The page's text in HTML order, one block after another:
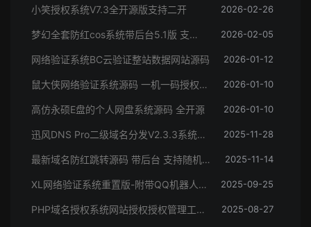
小笑授权系统V7.3全开源版支持二开 2026-02-26
梦幻全套防红cos系统带后台5.1版 支持http/https生成 2026-02-05
网络验证系统BC云验证整站数据网站源码 2026-01-12
鼠大侠网络验证系统源码 一机一码授权验证 全开源 2026-01-10
高仿永硕E盘的个人网盘系统源码 全开源 2026-01-10
迅风DNS Pro二级域名分发V2.3.3系统源码 2025-11-28
最新域名防红跳转源码 带后台 支持随机跳转有效放屏蔽 2025-11-14
XL网络验证系统重置版-附带QQ机器人插件源码 2025-09-25
PHP域名授权系统网站授权授权管理工单系统精美UI支付系统团队合作代理返利发卡系统 2025-08-27